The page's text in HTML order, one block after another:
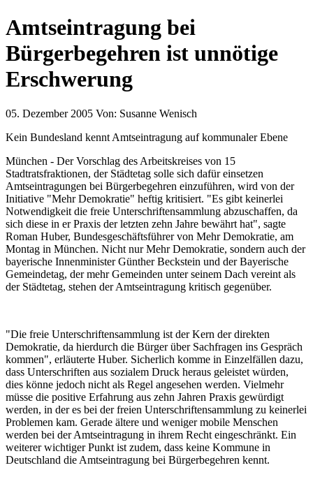
Amtseintragung bei
Bürgerbegehren ist unnötige
Erschwerung
05. Dezember 2005 Von: Susanne Wenisch
Kein Bundesland kennt Amtseintragung auf kommunaler Ebene
München - Der Vorschlag des Arbeitskreises von 15
Stadtratsfraktionen, der Städtetag solle sich dafür einsetzen
Amtseintragungen bei Bürgerbegehren einzuführen, wird von der
Initiative "Mehr Demokratie" heftig kritisiert. "Es gibt keinerlei
Notwendigkeit die freie Unterschriftensammlung abzuschaffen, da
sich diese in er Praxis der letzten zehn Jahre bewährt hat", sagte
Roman Huber, Bundesgeschäftsführer von Mehr Demokratie, am
Montag in München. Nicht nur Mehr Demokratie, sondern auch der
bayerische Innenminister Günther Beckstein und der Bayerische
Gemeindetag, der mehr Gemeinden unter seinem Dach vereint als
der Städtetag, stehen der Amtseintragung kritisch gegenüber.
"Die freie Unterschriftensammlung ist der Kern der direkten
Demokratie, da hierdurch die Bürger über Sachfragen ins Gespräch
kommen", erläuterte Huber. Sicherlich komme in Einzelfällen dazu,
dass Unterschriften aus sozialem Druck heraus geleistet würden,
dies könne jedoch nicht als Regel angesehen werden. Vielmehr
müsse die positive Erfahrung aus zehn Jahren Praxis gewürdigt
werden, in der es bei der freien Unterschriftensammlung zu keinerlei
Problemen kam. Gerade ältere und weniger mobile Menschen
werden bei der Amtseintragung in ihrem Recht eingeschränkt. Ein
weiterer wichtiger Punkt ist zudem, dass keine Kommune in
Deutschland die Amtseintragung bei Bürgerbegehren kennt.